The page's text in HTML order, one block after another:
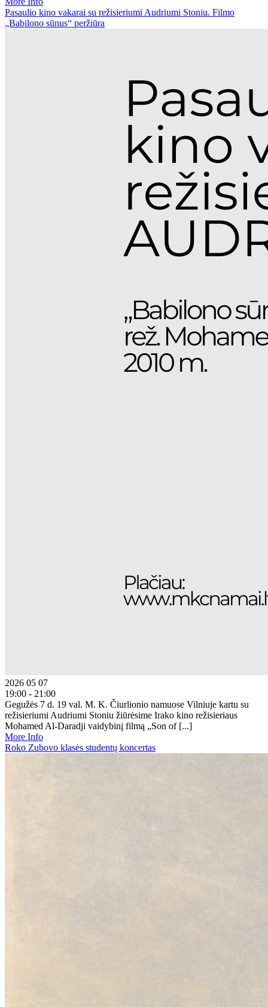
Pasaulio kino vakarai su režisieriumi Audriumi Stoniu. Filmo
„Babilono sūnus“ peržiūra
2026 05 07
19:00 - 21:00
Gegužės 7 d. 19 val. M. K. Čiurlionio namuose Vilniuje kartu su
režisieriumi Audriumi Stoniu žiūrėsime Irako kino režisieriaus
Mohamed Al-Daradji vaidybinį filmą „Son of [...]
More Info
Roko Zubovo klasės studentų koncertas